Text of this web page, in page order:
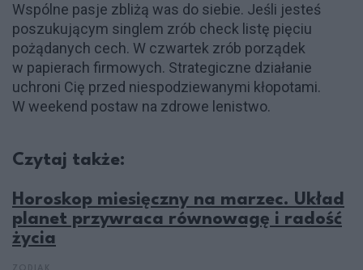
Wspólne pasje zbliżą was do siebie. Jeśli jesteś
poszukującym singlem zrób check listę pięciu
pożądanych cech. W czwartek zrób porządek
w papierach firmowych. Strategiczne działanie
uchroni Cię przed niespodziewanymi kłopotami.
W weekend postaw na zdrowe lenistwo.
Czytaj także:
Horoskop miesięczny na marzec. Układ
planet przywraca równowagę i radość
życia